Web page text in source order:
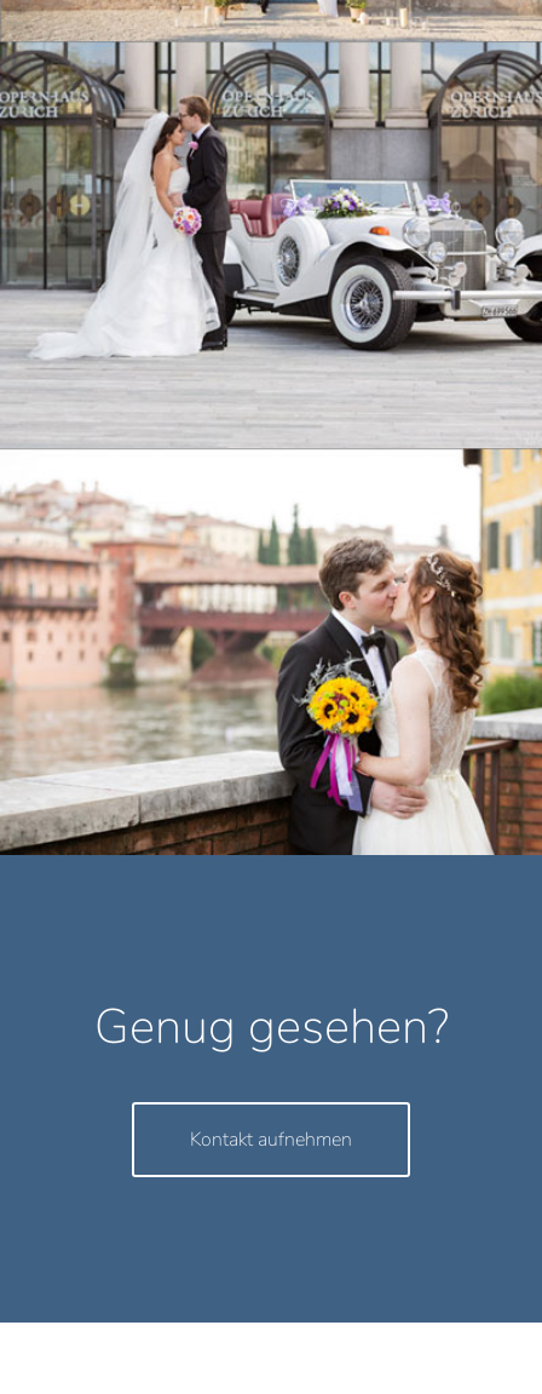
DUYGU & BRYAN
FROM TURKEY & USA
ZURICH, SWITZERLAND
MELISSA & SEAN, USA
BASSANO DEL GRAPPA, ITALY
Genug gesehen?
Kontakt aufnehmen